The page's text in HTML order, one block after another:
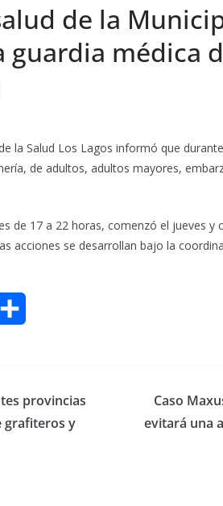
de la
guardia médica
la Salud Los Lagos informó que
de adultos, adultos mayores,
de 17 a 22 horas, comenzó el jueves y
acciones se desarrollan bajo la
r
provincias
grafiteros y
Caso
evitará una